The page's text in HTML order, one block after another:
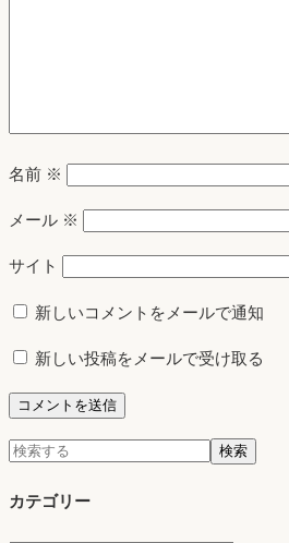
名前 ※
メール ※
サイト
新しいコメントをメールで通知
新しい投稿をメールで受け取る
検
検索
カテゴリー